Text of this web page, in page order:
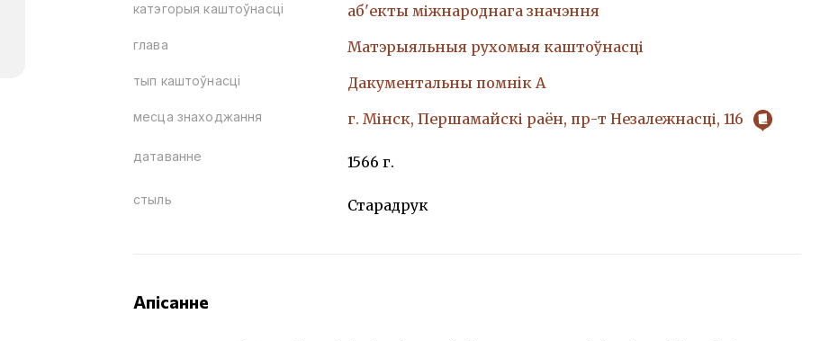
катэгорыя каштоўнасці аб'екты міжнароднага значэння
глава Матэрыяльныя рухомыя каштоўнасці
тып каштоўнасці Дакументальны помнiк А
месца знаходжання г. Мінск, Першамайскі раён, пр-т Незалежнасці, 116
датаванне 1566 г.
стыль Старадрук
Апісанне